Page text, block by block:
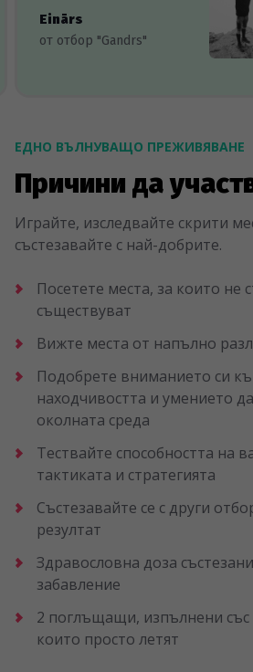
Einārs
от отбор "Gandrs"
ЕДНО ВЪЛНУВАЩО ПРЕЖИВЯВАНЕ
Причини да
Играйте, изследвайте скрити
състезавайте с най-добрите.
Посетете места, за които не
съществуват
Вижте места от напълно
Подобрете вниманието си
находчивостта и умението
околната среда
Тествайте способността на
тактиката и стратегията
Състезавайте се с други
резултат
Здравословна доза
забавление
2 поглъщащи, изпълнени със
които просто летят